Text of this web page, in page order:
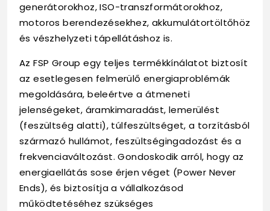
generátorokhoz, ISO-transzformátorokhoz,
motoros berendezésekhez, akkumulátortöltőhöz
és vészhelyzeti tápellátáshoz is.
Az FSP Group egy teljes termékkínálatot biztosít
az esetlegesen felmerülő energiaproblémák
megoldására, beleértve a átmeneti
jelenségeket, áramkimaradást, lemerülést
(feszültség alatti), túlfeszültséget, a torzításból
származó hullámot, feszültségingadozást és a
frekvenciaváltozást. Gondoskodik arról, hogy az
energiaellátás sose érjen véget (Power Never
Ends), és biztosítja a vállalkozásod
működtetéséhez szükséges